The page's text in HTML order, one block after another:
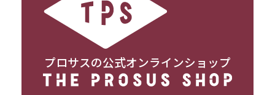
プロサスの公式オンラインショップ